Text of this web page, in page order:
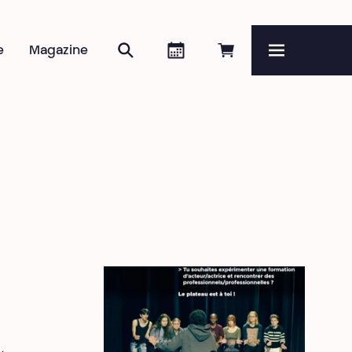
Réserver en ligne
Agenda
Rechercher
Magazine